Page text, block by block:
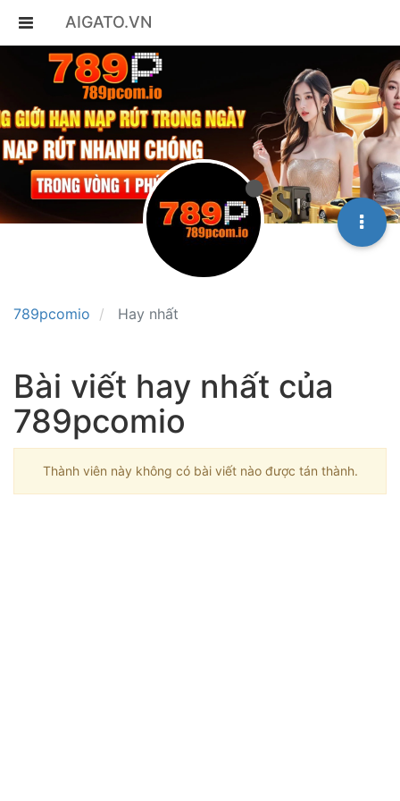
AIGATO.VN
789pcomio Hay nhất
Bài viết hay nhất của
789pcomio
Thành viên này không có bài viết nào được tán thành.